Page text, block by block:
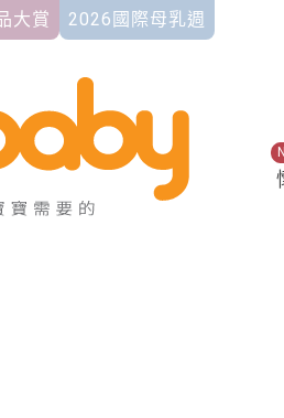
大賞 2026國際母乳週